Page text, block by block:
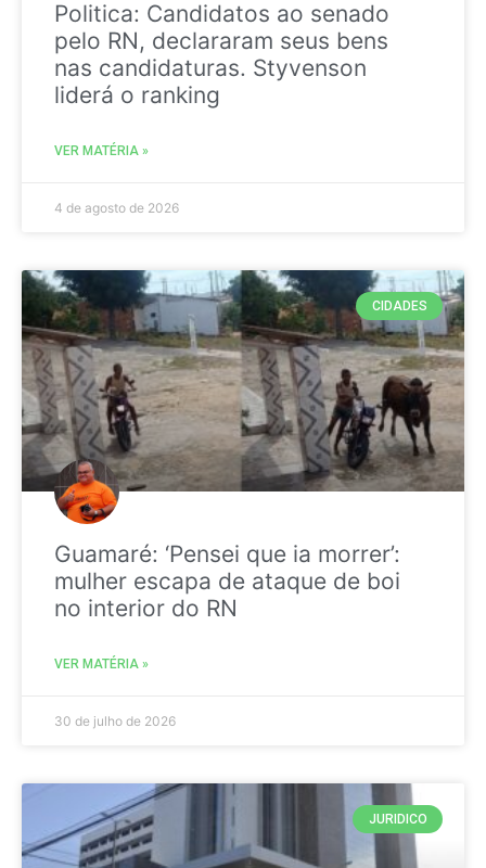
Politica: Candidatos ao senado
pelo RN, declararam seus bens
nas candidaturas. Styvenson
liderá o ranking
VER MATÉRIA »
4 de agosto de 2026
CIDADES
Guamaré: ‘Pensei que ia morrer’:
mulher escapa de ataque de boi
no interior do RN
VER MATÉRIA »
30 de julho de 2026
JURIDICO